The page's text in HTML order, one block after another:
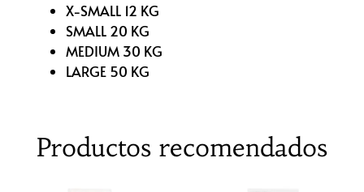
X-SMALL 12 KG
SMALL 20 KG
MEDIUM 30 KG
LARGE 50 KG
Productos recomendados